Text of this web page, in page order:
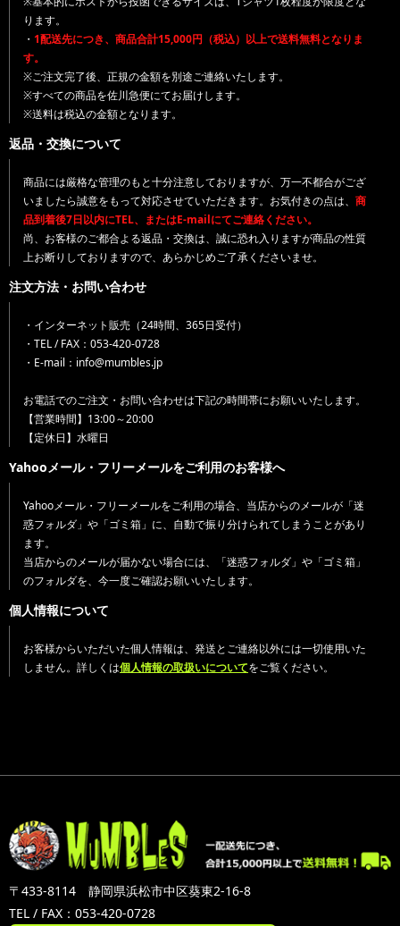
ります。
・ 1配送先につき、商品合計15,000円（税込）以上で送料無料となりま
す。
※ご注文完了後、正規の金額を別途ご連絡いたします。
※すべての商品を佐川急便にてお届けします。
※送料は税込の金額となります。
返品・交換について
商品には厳格な管理のもと十分注意しておりますが、万一不都合がござ
いましたら誠意をもって対応させていただきます。お気付きの点は、 商
品到着後7日以内にTEL、またはE-mailにてご連絡ください。
尚、お客様のご都合よる返品・交換は、誠に恐れ入りますが商品の性質
上お断りしておりますので、あらかじめご了承くださいませ。
注文方法・お問い合わせ
・インターネット販売（24時間、365日受付）
・TEL / FAX：053-420-0728
・E-mail：info@mumbles.jp
お電話でのご注文・お問い合わせは下記の時間帯にお願いいたします。
【営業時間】13:00～20:00
【定休日】水曜日
Yahooメール・フリーメールをご利用のお客様へ
Yahooメール・フリーメールをご利用の場合、当店からのメールが「迷
惑フォルダ」や「ゴミ箱」に、自動で振り分けられてしまうことがあり
ます。
当店からのメールが届かない場合には、「迷惑フォルダ」や「ゴミ箱」
のフォルダを、今一度ご確認お願いいたします。
個人情報について
お客様からいただいた個人情報は、発送とご連絡以外には一切使用いた
しません。詳しくは個人情報の取扱いについてをご覧ください。
〒433-8114 静岡県浜松市中区葵東2-16-8
TEL / FAX：053-420-0728